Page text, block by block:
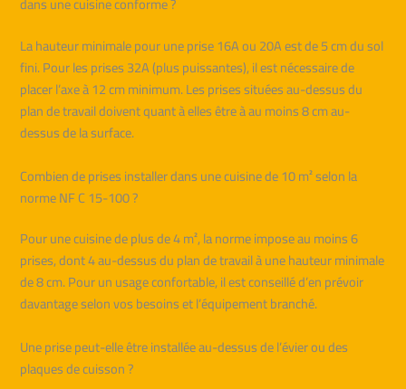
La hauteur minimale pour une prise 16A ou 20A est de 5 cm du sol
fini. Pour les prises 32A (plus puissantes), il est nécessaire de
placer l’axe à 12 cm minimum. Les prises situées au-dessus du
plan de travail doivent quant à elles être à au moins 8 cm au-
dessus de la surface.
Combien de prises installer dans une cuisine de 10 m² selon la
norme NF C 15-100 ?
Pour une cuisine de plus de 4 m², la norme impose au moins 6
prises, dont 4 au-dessus du plan de travail à une hauteur minimale
de 8 cm. Pour un usage confortable, il est conseillé d’en prévoir
davantage selon vos besoins et l’équipement branché.
Une prise peut-elle être installée au-dessus de l’évier ou des
plaques de cuisson ?